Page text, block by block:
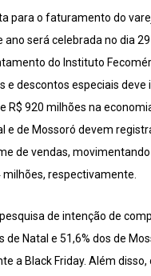
para o faturamento do
ano será celebrada no dia
do Instituto
e descontos especiais deve
R$ 920 milhões na
e de Mossoró devem
de vendas, movimentando
milhões, respectivamente.
de intenção de
de Natal e 51,6% dos de
a Black Friday. Além